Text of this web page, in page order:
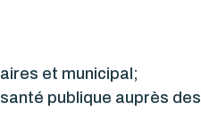
et municipal;
publique auprès des